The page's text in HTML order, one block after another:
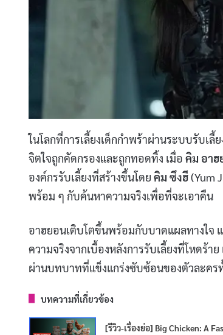
ในโลกที่การเลี้ยงเด็กกำพร้าผ่านระบบรับเ
จิตใจถูกคัดกรองและถูกทอดทิ้ง เมื่อ คิม อาฮ
องค์กรรับเลี้ยงที่สร้างขึ้นโดย คิม ซึงฮี(Yum
พร้อม ๆ กับค้นหาความจริงเพื่อที่จะเอาคืน
อาฮยอนเติบโตขึ้นพร้อมกับบาดแผลทางใจ
ความจริงจากเบื้องหลังการรับเลี้ยงที่โหดร้า
ผ่านบทบาทที่แข็งแกร่งซับซ้อนของตัวละคร
บทความที่เกี่ยวข้อง
[รีวิว-เรื่องย่อ] Big Chicken: A